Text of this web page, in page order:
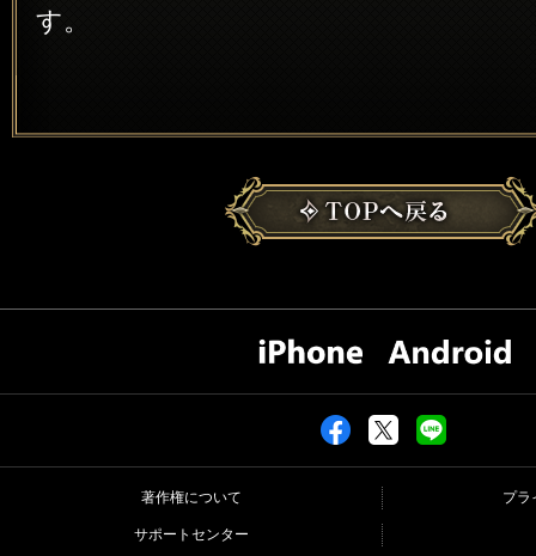
す。
著作権について プラ
サポートセンター